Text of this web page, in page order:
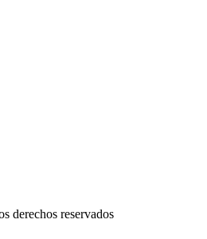
derechos reservados